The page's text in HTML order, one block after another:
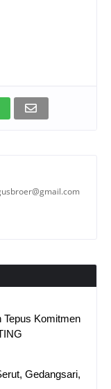
Tepus Komitmen
Gedangsari,